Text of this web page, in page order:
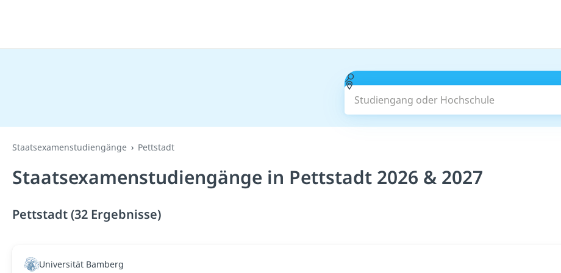
Studiengang oder Hochschule
Staatsexamenstudiengänge Pettstadt
Staatsexamenstudiengänge in Pettstadt 2026 & 2027
Pettstadt (32 Ergebnisse)
Universität Bamberg